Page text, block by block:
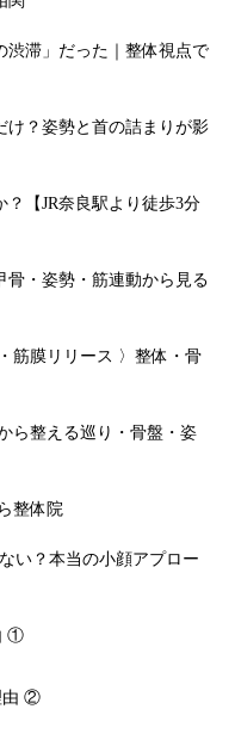
渋滞」だった｜整体視点で
け？姿勢と首の詰まりが影
【JR奈良駅より徒歩3分
骨・姿勢・筋連動から見る
筋膜リリース 〉整体・骨
ら整える巡り・骨盤・姿
整体院
い？本当の小顔アプロー
①
由 ②